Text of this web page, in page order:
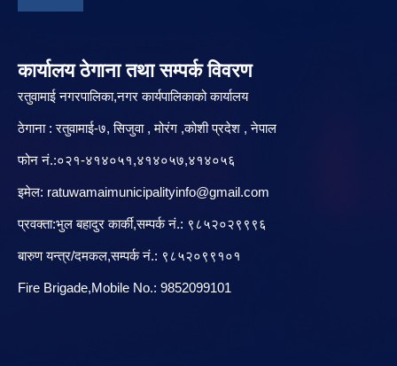
कार्यालय ठेगाना तथा सम्पर्क विवरण
रतुवामाई नगरपालिका,नगर कार्यपालिकाको कार्यालय
ठेगाना : रतुवामाई-७, सिजुवा , मोरंग ,कोशी प्रदेश , नेपाल
फोन नं.:०२१-४१४०५१,४१४०५७,४१४०५६
इमेल: ratuwamaimunicipalityinfo@gmail.com
प्रवक्ता:भुल बहादुर कार्की,सम्पर्क नं.: ९८५२०२९९९६
बारु‌ण यन्त्र/दमकल,सम्पर्क नं.: ९८५२०९९१०१
Fire Brigade,Mobile No.: 9852099101